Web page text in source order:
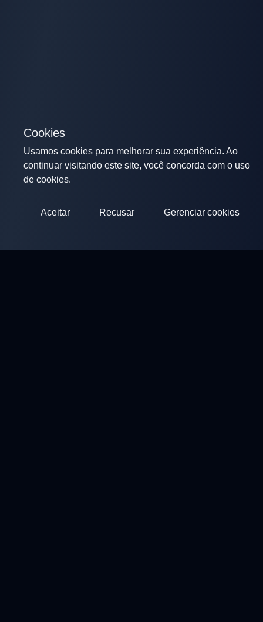
Cookies
Usamos cookies para melhorar sua experiência. Ao
continuar visitando este site, você concorda com o uso
de cookies.
Aceitar Recusar Gerenciar cookies